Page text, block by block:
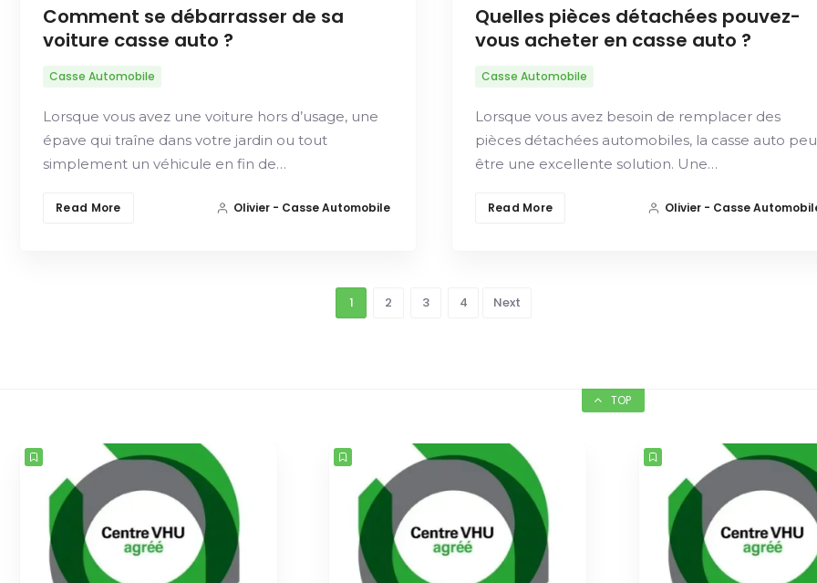
Comment se débarrasser de sa
voiture casse auto ?
Casse Automobile
Lorsque vous avez une voiture hors d’usage, une
épave qui traîne dans votre jardin ou tout
simplement un véhicule en fin de…
Read More Olivier - Casse Automobile
Quelles pièces détachées pouvez-
vous acheter en casse auto ?
Casse Automobile
Lorsque vous avez besoin de remplacer des
pièces détachées automobiles, la casse auto
être une excellente solution. Une…
Read More Olivier - Casse
1 2 3 4 Next
TOP